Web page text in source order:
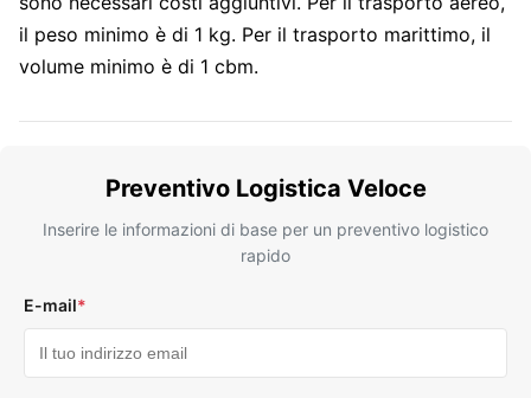
il peso minimo è di 1 kg. Per il trasporto marittimo, il
volume minimo è di 1 cbm.
Preventivo Logistica Veloce
Inserire le informazioni di base per un preventivo logistico
rapido
E-mail*